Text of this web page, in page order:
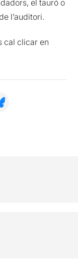
el tauró o
l’auditori.
cal clicar en